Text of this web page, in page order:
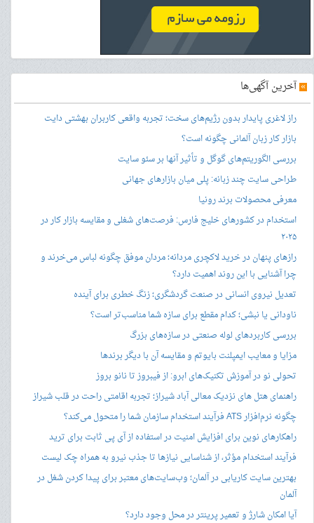
»آخرین آگهی‌ها
راز لاغری پایدار بدون رژیم‌های سخت؛ تجربه واقعی کاربران بهشتی دایت
بازار کار زبان آلمانی چگونه است؟
بررسی الگوریتم‌های گوگل و تأثیر آنها بر سئو سایت
طراحی سایت چند زبانه: پلی میان بازارهای جهانی
معرفی محصولات برند رونیا
استخدام در کشورهای خلیج فارس: فرصت‌های شغلی و مقایسه بازار کار در
۲۰۲۵
رازهای پنهان در خرید لاکچری مردانه؛ مردان موفق چگونه لباس می‌خرند و
چرا آشنایی با این روند اهمیت دارد؟
تعدیل نیروی انسانی در صنعت گردشگری؛ زنگ خطری برای آینده
ناودانی یا نبشی؛ کدام مقطع برای سازه شما مناسب‌تر است؟
بررسی کاربردهای لوله صنعتی در سازه‌های بزرگ
مزایا و معایب ایمپلنت بایوتم و مقایسه آن با دیگر برندها
تحولی نو در آموزش تکنیک‌های ابرو: از فیبروز تا نانو بروز
راهنمای هتل های نزدیک معالی آباد شیراز؛ تجربه اقامتی راحت در قلب شیراز
چگونه نرم‌افزار ATS فرآیند استخدام سازمان شما را متحول می‌کند؟
راهکارهای نوین برای افزایش امنیت در استفاده از آی پی ثابت برای ترید
فرآیند استخدام مؤثر، از شناسایی نیازها تا جذب نیرو به همراه چک لیست
بهترین سایت کاریابی در آلمان؛ وب‌سایت‌های معتبر برای پیدا کردن شغل در
آلمان
آیا امکان شارژ و تعمیر پرینتر در محل وجود دارد؟